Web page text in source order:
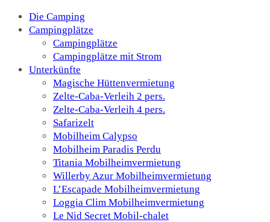
Die Camping
Campingplätze
Campingplätze
Campingplätze mit Strom
Unterkünfte
Magische Hüttenvermietung
Zelte-Caba-Verleih 2 pers.
Zelte-Caba-Verleih 4 pers.
Safarizelt
Mobilheim Calypso
Mobilheim Paradis Perdu
Titania Mobilheimvermietung
Willerby Azur Mobilheimvermietung
L’Escapade Mobilheimvermietung
Loggia Clim Mobilheimvermietung
Le Nid Secret Mobil-chalet